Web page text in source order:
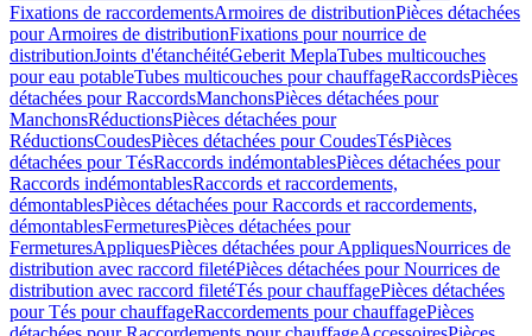
Fixations de raccordementsArmoires de distributionPièces détachées
pour Armoires de distributionFixations pour nourrice de
distributionJoints d'étanchéitéGeberit MeplaTubes multicouches
pour eau potableTubes multicouches pour chauffageRaccordsPièces
détachées pour RaccordsManchonsPièces détachées pour
ManchonsRéductionsPièces détachées pour
RéductionsCoudesPièces détachées pour CoudesTésPièces
détachées pour TésRaccords indémontablesPièces détachées pour
Raccords indémontablesRaccords et raccordements,
démontablesPièces détachées pour Raccords et raccordements,
démontablesFermeturesPièces détachées pour
FermeturesAppliquesPièces détachées pour AppliquesNourrices de
distribution avec raccord filetéPièces détachées pour Nourrices de
distribution avec raccord filetéTés pour chauffagePièces détachées
pour Tés pour chauffageRaccordements pour chauffagePièces